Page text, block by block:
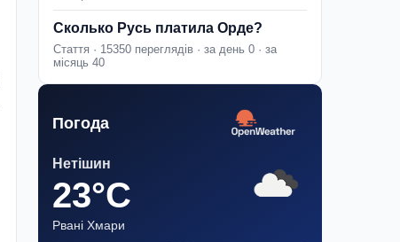
Сколько Русь платила Орде?
Стаття · 15350 переглядів · за день 0 · за
місяць 40
Погода
Нетішин
23°C
Рвані Хмари